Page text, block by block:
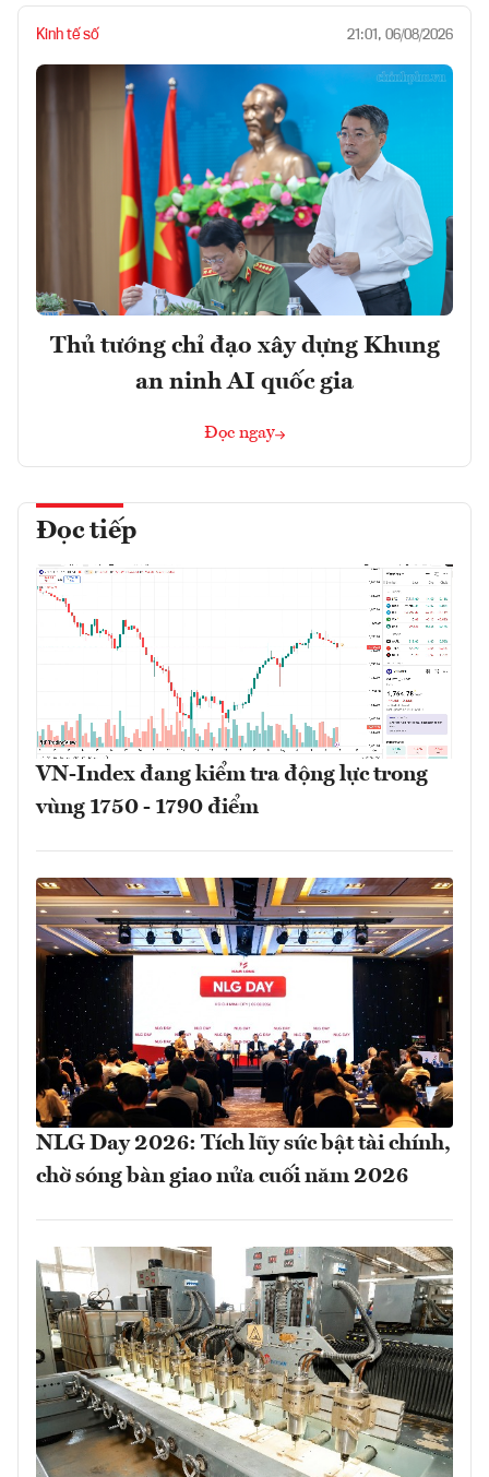
Kinh tế số 21:01, 06/08/2026
Thủ tướng chỉ đạo xây dựng Khung
an ninh AI quốc gia
Đọc ngay
Đọc tiếp
VN-Index đang kiểm tra động lực trong
vùng 1750 - 1790 điểm
NLG Day 2026: Tích lũy sức bật tài chính,
chờ sóng bàn giao nửa cuối năm 2026